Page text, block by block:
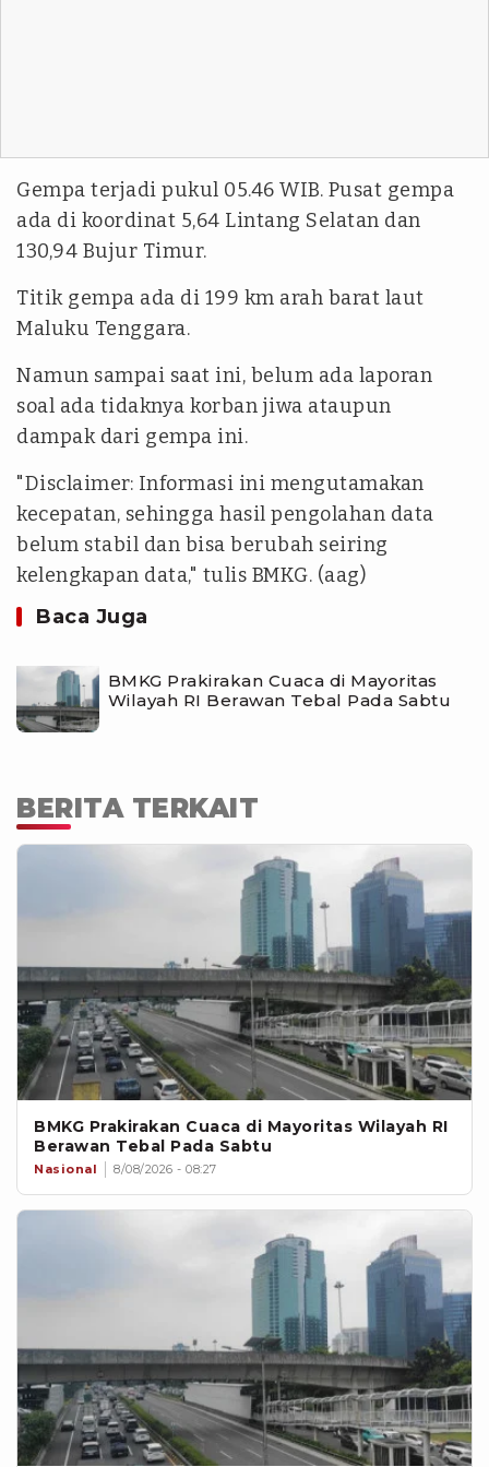
Gempa terjadi pukul 05.46 WIB. Pusat gempa
ada di koordinat 5,64 Lintang Selatan dan
130,94 Bujur Timur.
Titik gempa ada di 199 km arah barat laut
Maluku Tenggara.
Namun sampai saat ini, belum ada laporan
soal ada tidaknya korban jiwa ataupun
dampak dari gempa ini.
"Disclaimer: Informasi ini mengutamakan
kecepatan, sehingga hasil pengolahan data
belum stabil dan bisa berubah seiring
kelengkapan data," tulis BMKG. (aag)
Baca Juga
BMKG Prakirakan Cuaca di Mayoritas
Wilayah RI Berawan Tebal Pada Sabtu
BERITA TERKAIT
BMKG Prakirakan Cuaca di Mayoritas Wilayah RI
Berawan Tebal Pada Sabtu
Nasional 8/08/2026 - 08:27